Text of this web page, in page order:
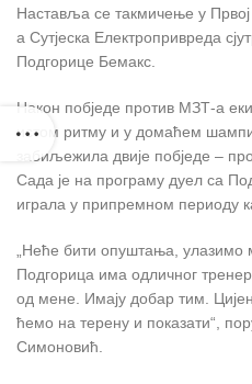
Наставља се такмичење у Првој
а Сутјеска Електропривреда
Подгорице Бемакс.
Након побједе против МЗТ-а
истом ритму и у домаћем
забиљежила двије побједе –
Сада је на програму дуел са
играла у припремном периоду
„Неће бити опуштања, улазимо
Подгорица има одличног
од мене. Имају добар тим.
ћемо на терену и показати“,
Симоновић.